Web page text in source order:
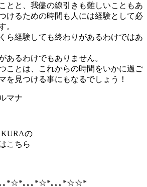
とと、我儘の線引きも難しいこともあ
けるための時間も人には経験として必
。
ら経験しても終わりがあるわけではあ
あるわけでもありません。
ことは、これからの時間をいかに過ご
を見つける事にもなるでしょう！
マナ
の
こちら
｡*☆*｡｡｡*☆*｡｡｡*☆☆*